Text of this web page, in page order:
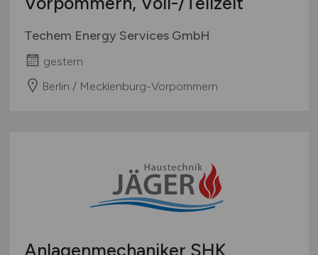
Techem Energy Services GmbH
gestern
Berlin / Mecklenburg-Vorpommern
Anlagenmechaniker SHK